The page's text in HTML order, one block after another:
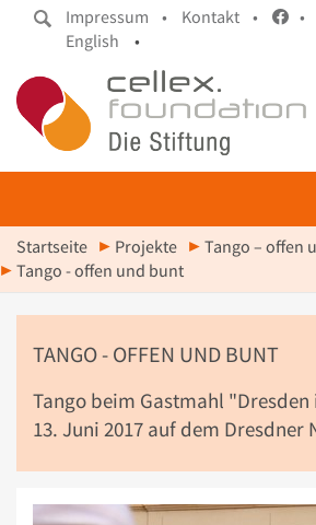
Impressum • Kontakt • •
English
•
Startseite Projekte Tango – offen
Tango - offen und bunt
TANGO - OFFEN UND BUNT
Tango beim Gastmahl
13. Juni 2017 auf dem Dresdner